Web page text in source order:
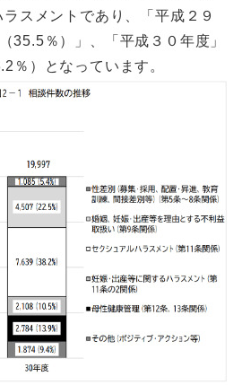
スメントであり、「平成２９
35.5％）」、「平成３０年度」
％）となっています。